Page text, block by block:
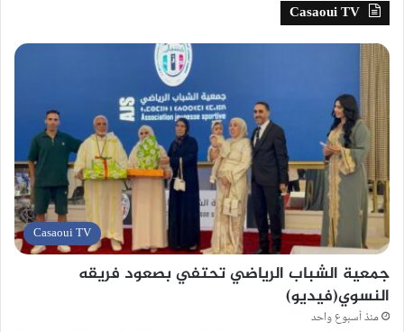
Casaoui TV
Casaoui TV
جمعية الشباب الرياضي تحتفي بصعود فريقه
النسوي(فيديو)
منذ أسبوع واحد